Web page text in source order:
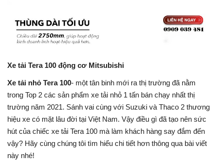
Xe tải Tera 100 động cơ Mitsubishi
Xe tải nhỏ Tera 100- một tân binh mới ra thị trường đã nằm
trong Top 2 các sản phẩm xe tải nhỏ 1 tấn bán chạy nhất thị
trường năm 2021. Sánh vai cùng với Suzuki và Thaco 2 thương
hiệu xe có mặt lâu đời tại Việt Nam. Vậy điều gì đã tạo nên sức
hút của chiếc xe tải Tera 100 mà làm khách hàng say đắm đến
vậy? Hãy cùng chúng tôi tìm hiểu chi tiết hơn thông qua bài viết
này nhé!